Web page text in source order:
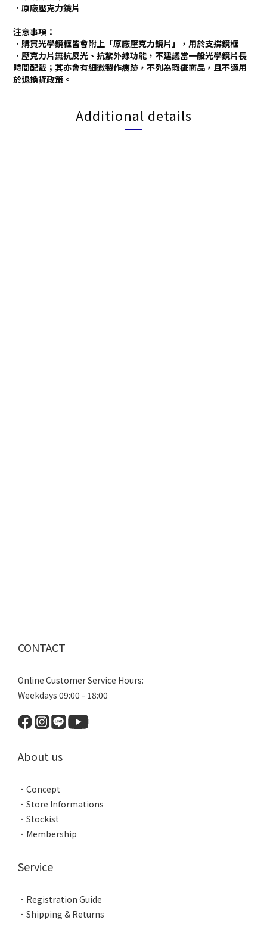
．原廠壓克力鏡片
注意事項：
．購買光學鏡框皆會附上「原廠壓克力鏡片」，用於支撐鏡框
．壓克力片無抗反光、抗紫外線功能，不建議當一般光學鏡片長
時間配戴；其亦會有細微製作痕跡，不列為瑕疵商品，且不適用
於退換貨政策。
Additional details
CONTACT
Online Customer Service Hours:
Weekdays 09:00 - 18:00
About us
． Concept
． Store Informations
． Stockist
． Membership
Service
． Registration Guide
． Shipping & Returns